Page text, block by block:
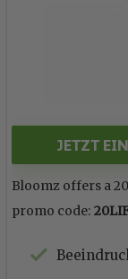
JETZT
Bloomz offers a
promo code: